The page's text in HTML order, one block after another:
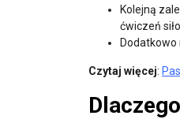
Kolejną
ćwiczeń
Czytaj więcej: